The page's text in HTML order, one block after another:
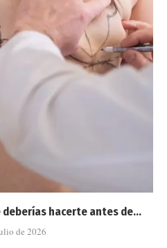
hacerte antes de...
de 2026